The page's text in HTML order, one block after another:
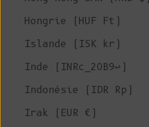
Hongrie (HUF Ft)
Islande (ISK kr)
Inde (INRc_20B9↩)
Indonésie (IDR Rp)
Irak (EUR €)